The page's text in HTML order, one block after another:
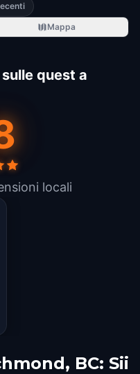
Mappa
quest a
locali
BC: Sii